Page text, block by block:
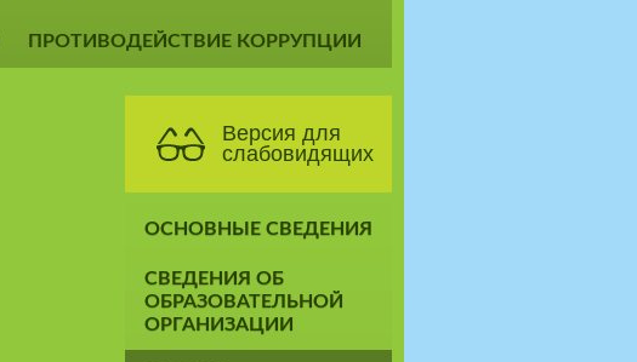
ПРОТИВОДЕЙСТВИЕ КОРРУПЦИИ
Версия для
слабовидящих
ОСНОВНЫЕ СВЕДЕНИЯ
СВЕДЕНИЯ ОБ
ОБРАЗОВАТЕЛЬНОЙ
ОРГАНИЗАЦИИ